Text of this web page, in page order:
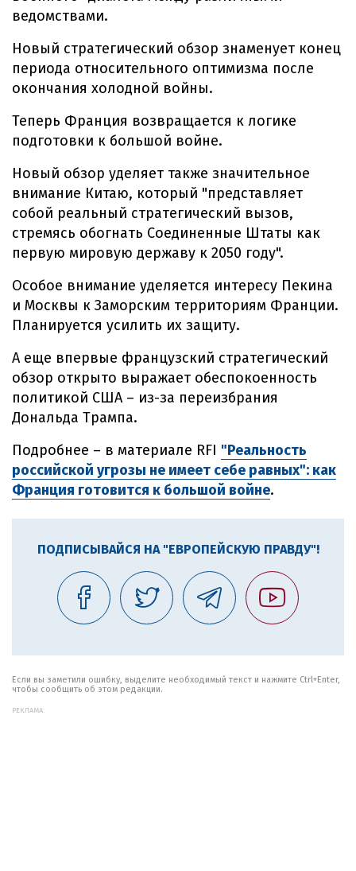
ведомствами.
Новый стратегический обзор знаменует конец
периода относительного оптимизма после
окончания холодной войны.
Теперь Франция возвращается к логике
подготовки к большой войне.
Новый обзор уделяет также значительное
внимание Китаю, который "представляет
собой реальный стратегический вызов,
стремясь обогнать Соединенные Штаты как
первую мировую державу к 2050 году".
Особое внимание уделяется интересу Пекина
и Москвы к Заморским территориям Франции.
Планируется усилить их защиту.
А еще впервые французский стратегический
обзор открыто выражает обеспокоенность
политикой США – из-за переизбрания
Дональда Трампа.
Подробнее – в материале RFI "Реальность
российской угрозы не имеет себе равных": как
Франция готовится к большой войне.
ПОДПИСЫВАЙСЯ НА "ЕВРОПЕЙСКУЮ ПРАВДУ"!
Если вы заметили ошибку, выделите необходимый текст и нажмите Ctrl+Enter,
чтобы сообщить об этом редакции.
РЕКЛАМА: